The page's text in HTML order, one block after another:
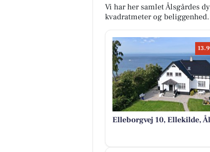
Vi har her samlet Ålsgårdes
kvadratmeter og beliggenhed.
Elleborgvej 10, Ellekilde,